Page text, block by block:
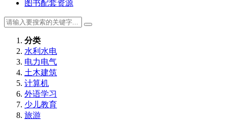
图书配套资源
分类
水利水电
电力电气
土木建筑
计算机
外语学习
少儿教育
旅游